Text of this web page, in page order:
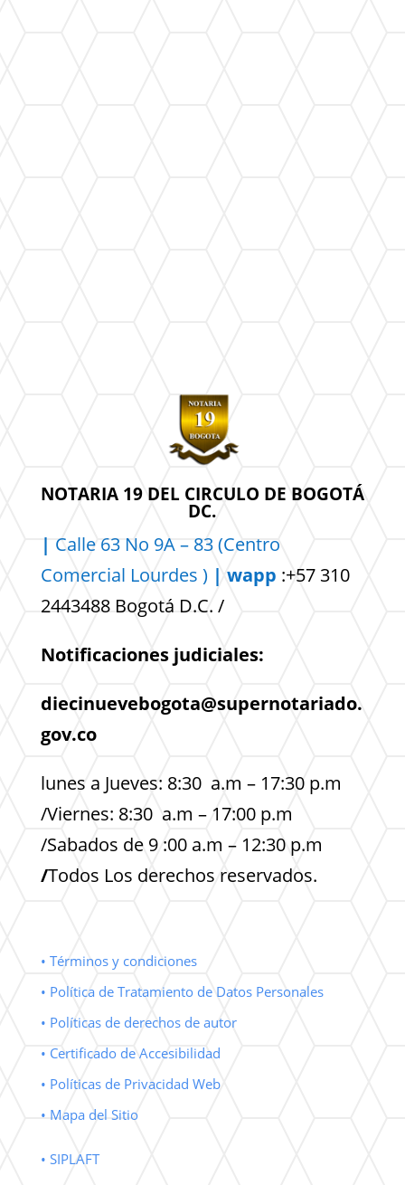
NOTARIA 19 DEL CIRCULO DE BOGOTÁ
DC.
| Calle 63 No 9A – 83 (Centro
Comercial Lourdes ) | wapp :+57 310
2443488 Bogotá D.C. /
Notificaciones judiciales:
diecinuevebogota@supernotariado.
gov.co
lunes a Jueves: 8:30 a.m – 17:30 p.m
/Viernes: 8:30 a.m – 17:00 p.m
/Sabados de 9 :00 a.m – 12:30 p.m
/Todos Los derechos reservados.
• Términos y condiciones
• Política de Tratamiento de Datos Personales
• Políticas de derechos de autor
• Certificado de Accesibilidad
• Políticas de Privacidad Web
• Mapa del Sitio
• SIPLAFT